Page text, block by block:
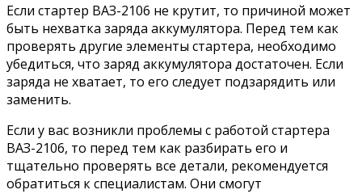
Если стартер ВАЗ-2106 не крутит, то причиной может
быть нехватка заряда аккумулятора. Перед тем как
проверять другие элементы стартера, необходимо
убедиться, что заряд аккумулятора достаточен. Если
заряда не хватает, то его следует подзарядить или
заменить.
Если у вас возникли проблемы с работой стартера
ВАЗ-2106, то перед тем как разбирать его и
тщательно проверять все детали, рекомендуется
обратиться к специалистам. Они смогут